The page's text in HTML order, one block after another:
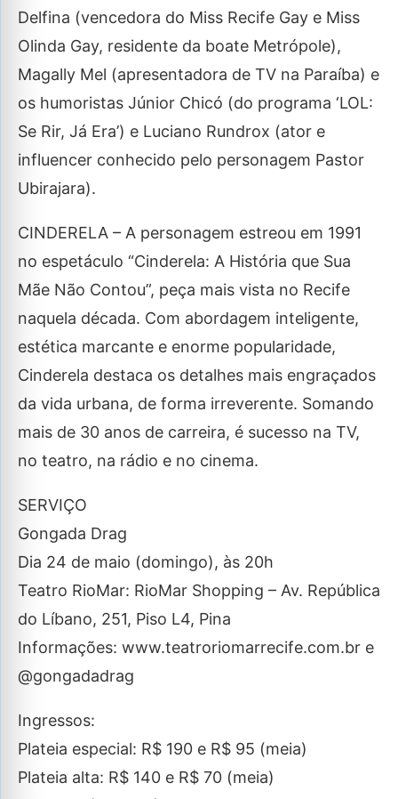
Delfina (vencedora do Miss Recife Gay e Miss
Olinda Gay, residente da boate Metrópole),
Magally Mel (apresentadora de TV na Paraíba) e
os humoristas Júnior Chicó (do programa ‘LOL:
Se Rir, Já Era’) e Luciano Rundrox (ator e
influencer conhecido pelo personagem Pastor
Ubirajara).
CINDERELA – A personagem estreou em 1991
no espetáculo “Cinderela: A História que Sua
Mãe Não Contou”, peça mais vista no Recife
naquela década. Com abordagem inteligente,
estética marcante e enorme popularidade,
Cinderela destaca os detalhes mais engraçados
da vida urbana, de forma irreverente. Somando
mais de 30 anos de carreira, é sucesso na TV,
no teatro, na rádio e no cinema.
SERVIÇO
Gongada Drag
Dia 24 de maio (domingo), às 20h
Teatro RioMar: RioMar Shopping – Av. República
do Líbano, 251, Piso L4, Pina
Informações: www.teatroriomarrecife.com.br e
@gongadadrag
Ingressos:
Plateia especial: R$ 190 e R$ 95 (meia)
Plateia alta: R$ 140 e R$ 70 (meia)